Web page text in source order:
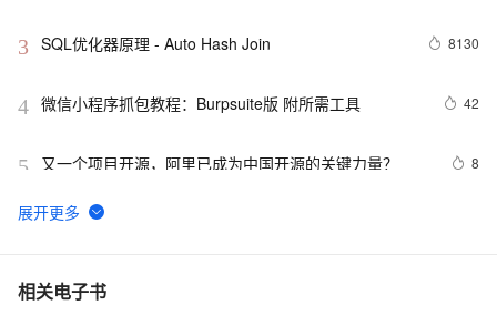
3 SQL优化器原理 - Auto Hash Join 8130
4 微信小程序抓包教程：Burpsuite版 附所需工具 42
5 又一个项目开源，阿里已成为中国开源的关键力量？ 8
6 tailwindcss使用教程
7 我的博客即将入驻“云栖社区”，诚邀技术同仁一同入驻。
相关电子书